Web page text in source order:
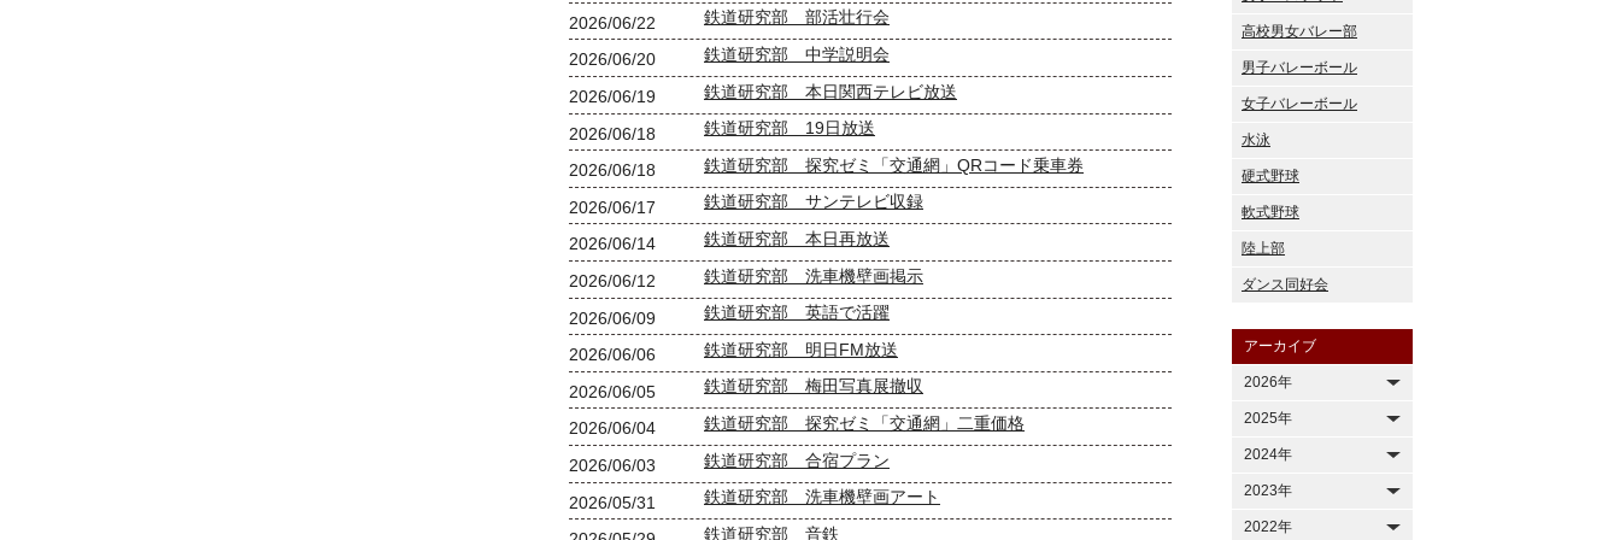
2026/06/22 鉄道研究部 部活壮行会
2026/06/20 鉄道研究部 中学説明会
2026/06/19 鉄道研究部 本日関西テレビ放送
2026/06/18 鉄道研究部 19日放送
2026/06/18 鉄道研究部 探究ゼミ「交通網」QRコード乗車券
2026/06/17 鉄道研究部 サンテレビ収録
2026/06/14 鉄道研究部 本日再放送
2026/06/12 鉄道研究部 洗車機壁画掲示
2026/06/09 鉄道研究部 英語で活躍
2026/06/06 鉄道研究部 明日FM放送
2026/06/05 鉄道研究部 梅田写真展撤収
2026/06/04 鉄道研究部 探究ゼミ「交通網」二重価格
2026/06/03 鉄道研究部 合宿プラン
2026/05/31 鉄道研究部 洗車機壁画アート
鉄道研究部 音鉄
高校男女バレー部
男子バレーボール
女子バレーボール
水泳
硬式野球
軟式野球
陸上部
ダンス同好会
アーカイブ
2026年
2025年
2024年
2023年
2022年